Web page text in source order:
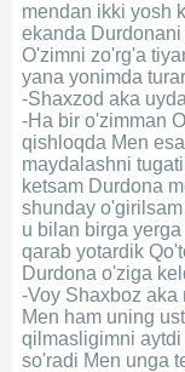
mendan ikki yosh
ekanda
O'zimni zo'rg'a
yana yonimda
-Shaxzod aka
-Ha bir o'zimman
qishloqda Men
maydalashni
ketsam Durdona
shunday
u bilan birga
qarab yotardik
Durdona o'ziga
-Voy Shaxboz aka
Men ham uning
qilmasligimni
so'radi Men unga